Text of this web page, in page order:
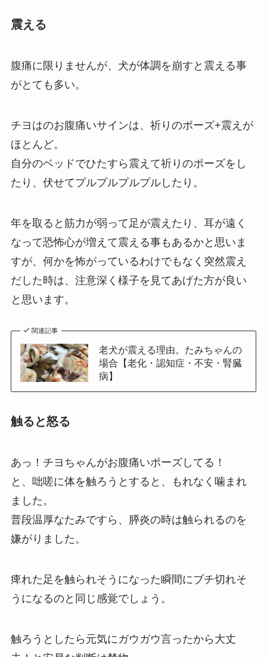
震える
腹痛に限りませんが、犬が体調を崩すと震える事
がとても多い。
チヨはのお腹痛いサインは、祈りのポーズ+震えが
ほとんど。
自分のベッドでひたすら震えて祈りのポーズをし
たり、伏せてプルプルプルプルしたり。
年を取ると筋力が弱って足が震えたり、耳が遠く
なって恐怖心が増えて震える事もあるかと思いま
すが、何かを怖がっているわけでもなく突然震え
だした時は、注意深く様子を見てあげた方が良い
と思います。
関連記事
老犬が震える理由。たみちゃんの
場合【老化・認知症・不安・腎臓
病】
触ると怒る
あっ！チヨちゃんがお腹痛いポーズしてる！
と、咄嗟に体を触ろうとすると、もれなく噛まれ
ました。
普段温厚なたみですら、膵炎の時は触られるのを
嫌がりました。
痺れた足を触られそうになった瞬間にブチ切れそ
うになるのと同じ感覚でしょう。
触ろうとしたら元気にガウガウ言ったから大丈